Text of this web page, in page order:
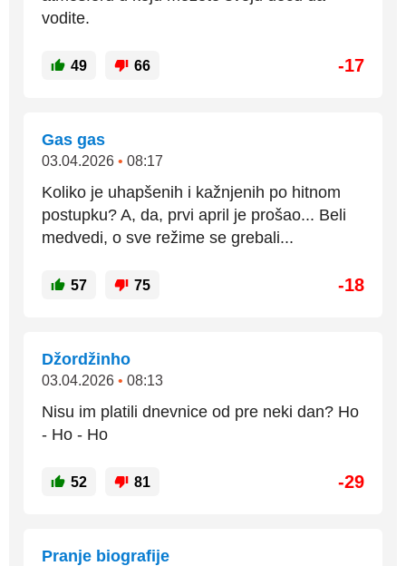
vodite.
49 66 -17
Gas gas
03.04.2026 • 08:17
Koliko je uhapšenih i kažnjenih po hitnom
postupku? A, da, prvi april je prošao... Beli
medvedi, o sve režime se grebali...
57 75 -18
Džordžinho
03.04.2026 • 08:13
Nisu im platili dnevnice od pre neki dan? Ho
- Ho - Ho
52 81 -29
Pranje biografije